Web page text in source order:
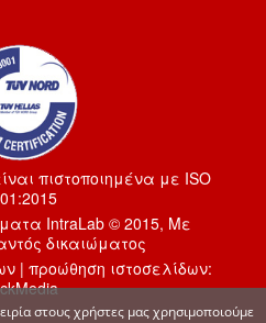
πιστοποιημένα με ISO
IntraLab © 2015, Με
δικαιώματος
| προώθηση ιστοσελίδων:
στους χρήστες μας χρησιμοποιούμε